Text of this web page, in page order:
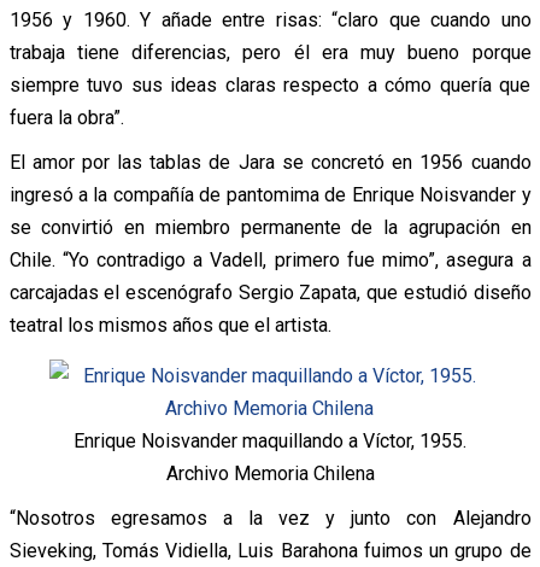
1956 y 1960. Y añade entre risas: “claro que cuando uno
trabaja tiene diferencias, pero él era muy bueno porque
siempre tuvo sus ideas claras respecto a cómo quería que
fuera la obra”.
El amor por las tablas de Jara se concretó en 1956 cuando
ingresó a la compañía de pantomima de Enrique Noisvander y
se convirtió en miembro permanente de la agrupación en
Chile. “Yo contradigo a Vadell, primero fue mimo”, asegura a
carcajadas el escenógrafo Sergio Zapata, que estudió diseño
teatral los mismos años que el artista.
Enrique Noisvander maquillando a Víctor, 1955.
Archivo Memoria Chilena
“Nosotros egresamos a la vez y junto con Alejandro
Sieveking, Tomás Vidiella, Luis Barahona fuimos un grupo de